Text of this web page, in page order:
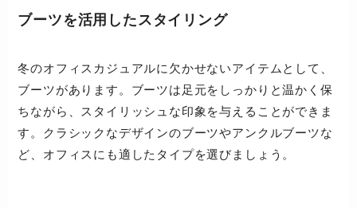
ブーツを活用したスタイリング
冬のオフィスカジュアルに欠かせないアイテムとして、
ブーツがあります。ブーツは足元をしっかりと温かく保
ちながら、スタイリッシュな印象を与えることができま
す。クラシックなデザインのブーツやアンクルブーツな
ど、オフィスにも適したタイプを選びましょう。